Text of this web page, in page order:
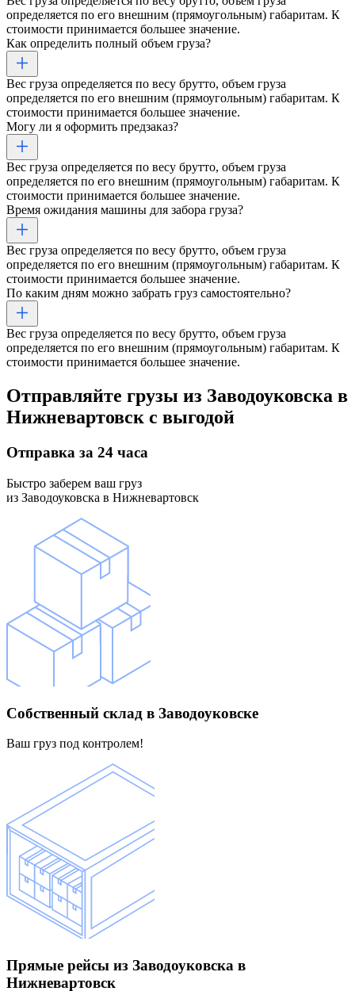
определяется по его внешним (прямоугольным) габаритам. К
стоимости принимается большее значение.
Как определить полный объем груза?
Вес груза определяется по весу брутто, объем груза
определяется по его внешним (прямоугольным) габаритам. К
стоимости принимается большее значение.
Могу ли я оформить предзаказ?
Вес груза определяется по весу брутто, объем груза
определяется по его внешним (прямоугольным) габаритам. К
стоимости принимается большее значение.
Время ожидания машины для забора груза?
Вес груза определяется по весу брутто, объем груза
определяется по его внешним (прямоугольным) габаритам. К
стоимости принимается большее значение.
По каким дням можно забрать груз самостоятельно?
Вес груза определяется по весу брутто, объем груза
определяется по его внешним (прямоугольным) габаритам. К
стоимости принимается большее значение.
Отправляйте грузы из Заводоуковска в
Нижневартовск с выгодой
Отправка за 24 часа
Быстро заберем ваш груз
из Заводоуковска в Нижневартовск
Собственный склад в Заводоуковске
Ваш груз под контролем!
Прямые рейсы из Заводоуковска в
Нижневартовск